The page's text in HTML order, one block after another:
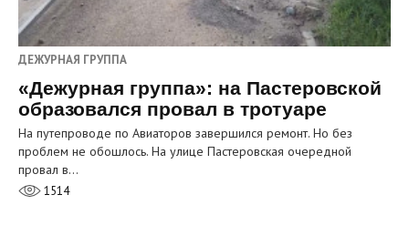
ДЕЖУРНАЯ ГРУППА
«Дежурная группа»: на Пастеровской
образовался провал в тротуаре
На путепроводе по Авиаторов завершился ремонт. Но без
проблем не обошлось. На улице Пастеровская очередной
провал в…
1514